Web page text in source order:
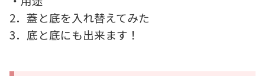
2．蓋と底を入れ替えてみた
3．底と底にも出来ます！